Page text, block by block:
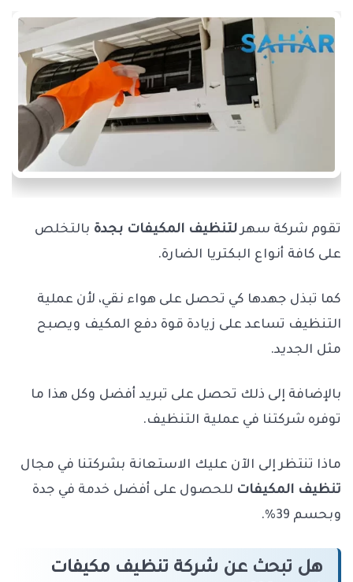
تقوم شركة سهرلتنظيف المكيفات بجدة بالتخلص
على كافة أنواع البكتريا الضارة.
كما تبذل جهدها كي تحصل على هواء نقي، لأن عملية
التنظيف تساعد على زيادة قوة دفع المكيف ويصبح
مثل الجديد.
بالإضافة إلى ذلك تحصل على تبريد أفضل وكل هذا ما
توفره شركتنا في عملية التنظيف.
ماذا تنتظر إلى الآن عليك الاستعانة بشركتنا في مجال
تنظيف المكيفات للحصول على أفضل خدمة في جدة
وبحسم 39%.
هل تبحث عن شركة تنظيف مكيفات